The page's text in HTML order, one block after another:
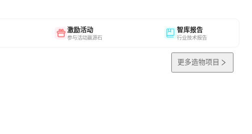
激励活动
参与活动赢源石
智库报告
行业技术报告
更多造物项目